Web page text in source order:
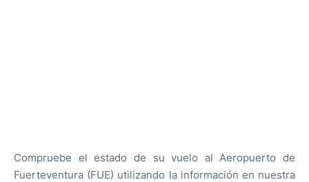
Compruebe el estado de su vuelo al Aeropuerto de
Fuerteventura (FUE) utilizando la información en nuestra